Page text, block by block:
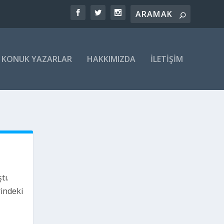
KONUK YAZARLAR HAKKIMIZDA İLETIŞIM